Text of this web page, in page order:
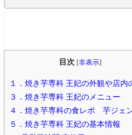
目次 [非表示]
１．焼き芋専科 王妃の外観や店内
３．焼き芋専科 王妃のメニュー
４．焼き芋専科の食レポ 芋ジェ
５．焼き芋専科 王妃の基本情報